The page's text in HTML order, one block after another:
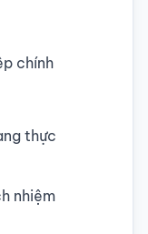
chính
thực
nhiệm